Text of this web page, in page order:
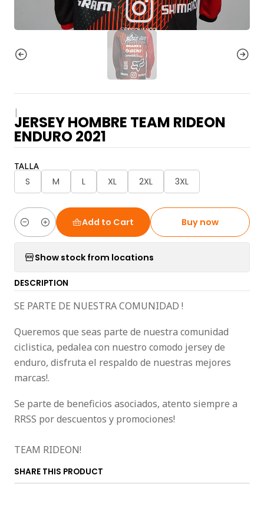
|
JERSEY HOMBRE TEAM RIDEON
ENDURO 2021
TALLA
S M L XL 2XL 3XL
Quantity
Add to Cart Buy now
Show stock from locations
DESCRIPTION
SE PARTE DE NUESTRA COMUNIDAD !
Queremos que seas parte de nuestra comunidad
ciclistica, pedalea con nuestro comodo jersey de
enduro, disfruta el respaldo de nuestras mejores
marcas!.
Se parte de beneficios asociados, atento siempre a
RRSS por descuentos y promociones!
TEAM RIDEON!
SHARE THIS PRODUCT